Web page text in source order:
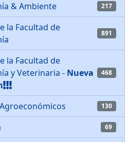
& Ambiente 217
la Facultad de
891
la Facultad de
y Veterinaria - Nueva
468
130
69